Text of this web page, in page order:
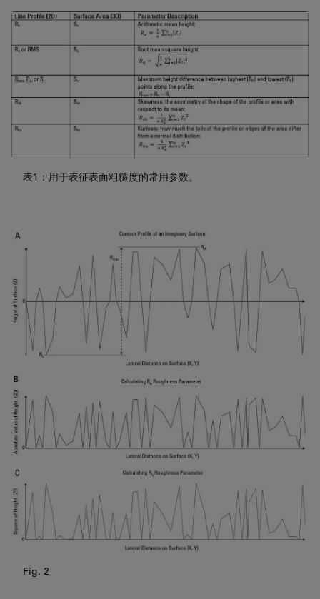
表1：用于表征表面粗糙度的常用参数。
Fig. 2